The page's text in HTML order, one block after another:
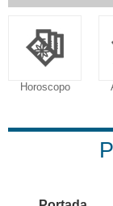
Horoscopo